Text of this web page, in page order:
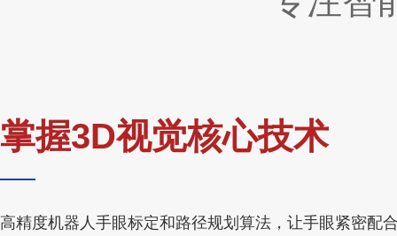
掌握3D视觉核心技术
高精度机器人手眼标定和路径规划算法，让手眼紧密配